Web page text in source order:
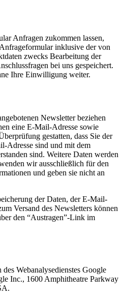
Anfragen zukommen lassen,
inklusive der von
zwecks Bearbeitung der
bei uns gespeichert.
Ihre Einwilligung weiter.
Newsletter beziehen
eine E-Mail-Adresse sowie
gestatten, dass Sie der
Adresse sind und mit dem
sind. Weitere Daten werden
wir ausschließlich für den
und geben sie nicht an
der Daten, der E-Mail-
Versand des Newsletters können
den “Austragen”-Link im
Webanalysedienstes Google
Inc., 1600 Amphitheatre Parkway